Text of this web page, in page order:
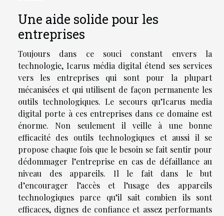
Une aide solide pour les
entreprises
Toujours dans ce souci constant envers la
technologie, Icarus média digital étend ses services
vers les entreprises qui sont pour la plupart
mécanisées et qui utilisent de façon permanente les
outils technologiques. Le secours qu’Icarus media
digital porte à ces entreprises dans ce domaine est
énorme. Non seulement il veille à une bonne
efficacité des outils technologiques et aussi il se
propose chaque fois que le besoin se fait sentir pour
dédommager l’entreprise en cas de défaillance au
niveau des appareils. Il le fait dans le but
d’encourager l’accès et l’usage des appareils
technologiques parce qu’il sait combien ils sont
efficaces, dignes de confiance et assez performants